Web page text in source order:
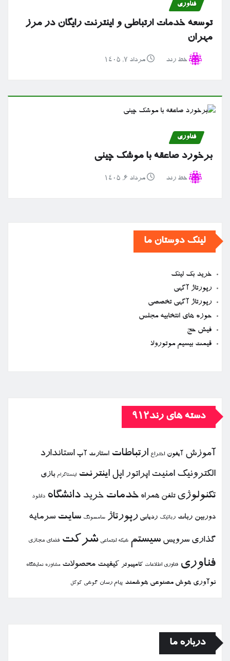
فناوری
توسعه خدمات ارتباطی و اینترنت رایگان در مرز
مهران
خط رند مرداد ۷, ۱۴۰۵
فناوری
برخورد صاعقه با موشک چینی
خط رند مرداد ۶, ۱۴۰۵
لینک دوستان ما
خرید بک لینک
رپورتاژ آگهی
رپورتاژ آگهی تخصصی
حوزه های انتخابیه مجلس
فیش حج
قیمت بیسیم موتورولا
دسته های رند912
آموزش آیفون اختراع ارتباطات استارت آپ استاندارد
الكترونیك امنیت اپراتور اپل اینترنت اینستاگرام بازی
تكنولوژی تلفن همراه خدمات خرید دانشگاه دانلود
دوربین ربات رباتیك ردیابی رپورتاژ سامسونگ سایت سرمایه
گذاری سرویس سیستم شبكه اجتماعی شركت فضای مجازی
فناوری فناوری اطلاعات كامپیوتر كیفیت محصولات مشاوره نمایشگاه
نوآوری هوش مصنوعی هوشمند پیام رسان گوشی گوگل
درباره ما